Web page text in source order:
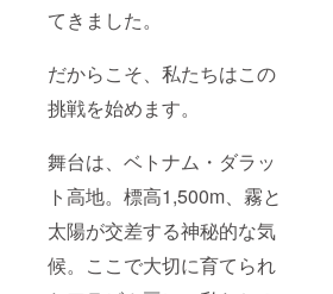
てきました。
だからこそ、私たちはこの
挑戦を始めます。
舞台は、ベトナム・ダラッ
ト高地。標高1,500m、霧と
太陽が交差する神秘的な気
候。ここで大切に育てられ